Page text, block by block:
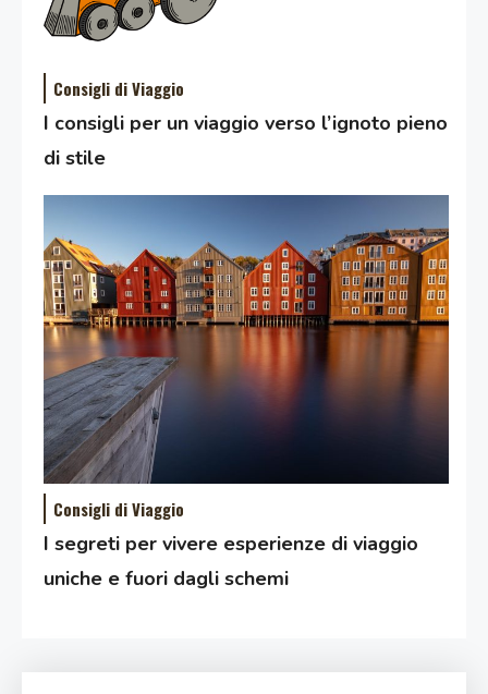
Consigli di Viaggio
I consigli per un viaggio verso l’ignoto pieno
di stile
Consigli di Viaggio
I segreti per vivere esperienze di viaggio
uniche e fuori dagli schemi